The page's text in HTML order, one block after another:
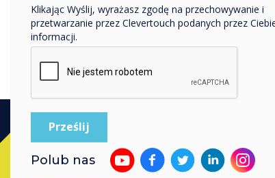
pokaże, w jaki
współpracę w
biznesowych.
Klikając Wyślij, wyrażasz zgodę na przechowywanie i
przetwarzanie przez Clevertouch podanych przez
informacji.
Polub nas